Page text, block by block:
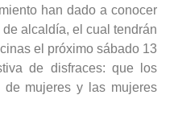
han dado a conocer
alcaldía, el cual tendrán
el próximo sábado 13
de disfraces: que los
de mujeres y las mujeres